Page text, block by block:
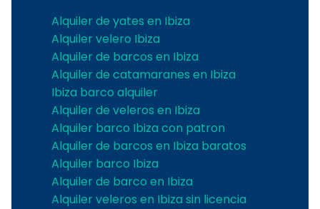
Alquiler de yates en Ibiza
Alquiler velero Ibiza
Alquiler de barcos en Ibiza
Alquiler de catamaranes en Ibiza
Ibiza barco alquiler
Alquiler de veleros en Ibiza
Alquiler barco Ibiza con patron
Alquiler de barcos en Ibiza baratos
Alquiler barco Ibiza
Alquiler de barco en Ibiza
Alquiler veleros en Ibiza sin licencia